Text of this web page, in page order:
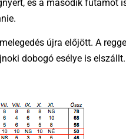
és a második futamot
újra előjött. A
dobogó esélye is